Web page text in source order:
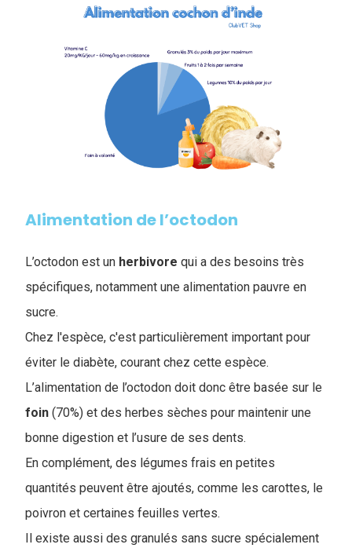
Alimentation de l’octodon
L’octodon est un herbivore qui a des besoins très
spécifiques, notamment une alimentation pauvre en
sucre.
Chez l'espèce, c'est particulièrement important pour
éviter le diabète, courant chez cette espèce.
L’alimentation de l’octodon doit donc être basée sur le
foin (70%) et des herbes sèches pour maintenir une
bonne digestion et l’usure de ses dents.
En complément, des légumes frais en petites
quantités peuvent être ajoutés, comme les carottes, le
poivron et certaines feuilles vertes.
Il existe aussi des granulés sans sucre spécialement